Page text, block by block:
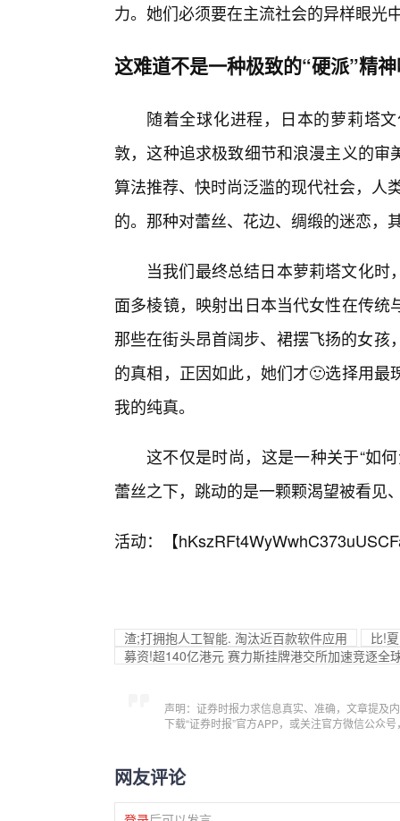
力。她们必须要在主流社会的异样眼光
这难道不是一种极致的“硬派”精
随着全球化进程，日本的萝莉塔
敦，这种追求极致细节和浪漫主义的
算法推荐、快时尚泛滥的现代社会，人
的。那种对蕾丝、花边、绸缎的迷恋，
当我们最终总结日本萝莉塔文化
面多棱镜，映射出日本当代女性在传
那些在街头昂首阔步、裙摆飞扬的女
的真相，正因如此，她们才🙂选择用
我的纯真。
这不仅是时尚，这是一种关于“如
蕾丝之下，跳动的是一颗颗渴望被看见
活动：【
渣;打拥抱人工智能. 淘汰近百款软件应用
比!
募资!超140亿港元 赛力斯挂牌港交所加速竞逐全
声明：证券时报力求信息真实、准确，文章提及
下载“证券时报”官方APP，或关注官方微信公众
网友评论